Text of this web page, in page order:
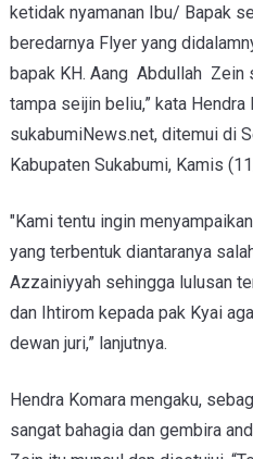
ketidak nyamanan Ibu/ Bapak
beredarnya Flyer yang
bapak KH. Aang Abdullah Zein
tampa seijin beliu,” kata Hendra
sukabumiNews.net, ditemui di
Kabupaten Sukabumi, Kamis
"Kami tentu ingin
yang terbentuk diantaranya
Azzainiyyah sehingga lulusan
dan Ihtirom kepada pak Kyai
dewan juri,” lanjutnya.
Hendra Komara mengaku,
sangat bahagia dan gembira